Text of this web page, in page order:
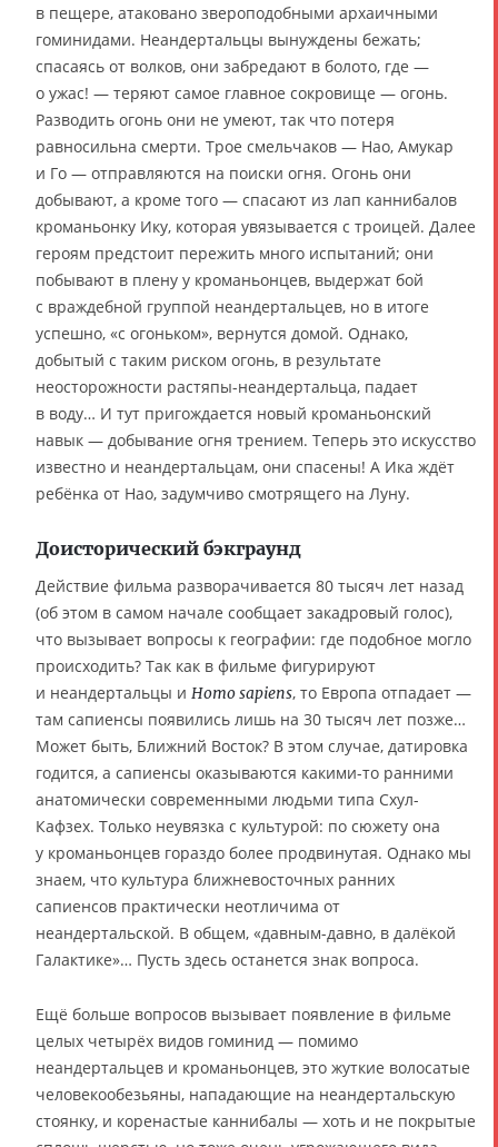
в пещере, атаковано звероподобными архаичными
гоминидами. Неандертальцы вынуждены бежать;
спасаясь от волков, они забредают в болото, где —
о ужас! — теряют самое главное сокровище — огонь.
Разводить огонь они не умеют, так что потеря
равносильна смерти. Трое смельчаков — Нао, Амукар
и Го — отправляются на поиски огня. Огонь они
добывают, а кроме того — спасают из лап каннибалов
кроманьонку Ику, которая увязывается с троицей. Далее
героям предстоит пережить много испытаний; они
побывают в плену у кроманьонцев, выдержат бой
с враждебной группой неандертальцев, но в итоге
успешно, «с огоньком», вернутся домой. Однако,
добытый с таким риском огонь, в результате
неосторожности растяпы-неандертальца, падает
в воду… И тут пригождается новый кроманьонский
навык — добывание огня трением. Теперь это искусство
известно и неандертальцам, они спасены! А Ика ждёт
ребёнка от Нао, задумчиво смотрящего на Луну.
Доисторический бэкграунд
Действие фильма разворачивается 80 тысяч лет назад
(об этом в самом начале сообщает закадровый голос),
что вызывает вопросы к географии: где подобное могло
происходить? Так как в фильме фигурируют
и неандертальцы и Homo sapiens, то Европа отпадает —
там сапиенсы появились лишь на 30 тысяч лет позже…
Может быть, Ближний Восток? В этом случае, датировка
годится, а сапиенсы оказываются какими-то ранними
анатомически современными людьми типа Схул-
Кафзех. Только неувязка с культурой: по сюжету она
у кроманьонцев гораздо более продвинутая. Однако мы
знаем, что культура ближневосточных ранних
сапиенсов практически неотличима от
неандертальской. В общем, «давным-давно, в далёкой
Галактике»… Пусть здесь останется знак вопроса.
Ещё больше вопросов вызывает появление в фильме
целых четырёх видов гоминид — помимо
неандертальцев и кроманьонцев, это жуткие волосатые
человекообезьяны, нападающие на неандертальскую
стоянку, и коренастые каннибалы — хоть и не покрытые